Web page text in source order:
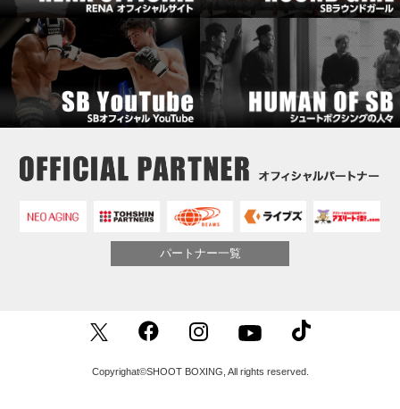
パートナー一覧
Copyrighat©SHOOT BOXING, All rights reserved.